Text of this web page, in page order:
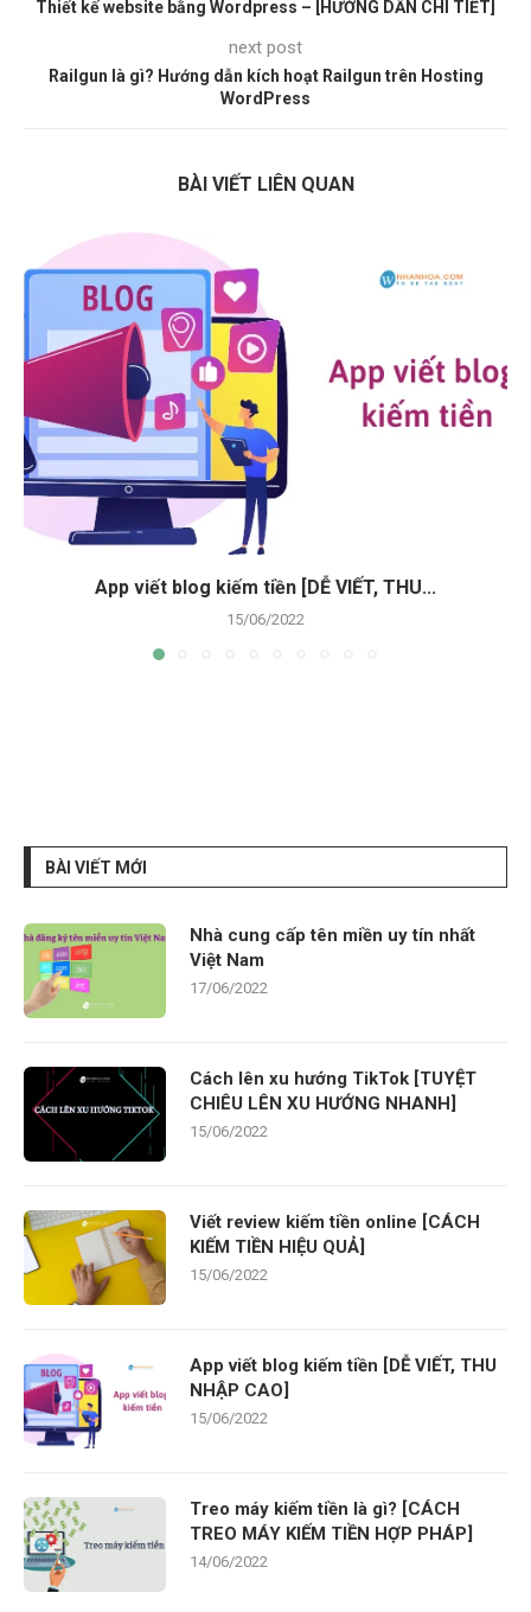
Thiết kế website bằng Wordpress – [HƯỚNG DẪN CHI TIẾT]
next post
Railgun là gì? Hướng dẫn kích hoạt Railgun trên Hosting
WordPress
BÀI VIẾT LIÊN QUAN
App viết blog kiếm tiền [DỄ VIẾT, THU...
15/06/2022
BÀI VIẾT MỚI
Nhà cung cấp tên miền uy tín nhất
Việt Nam
17/06/2022
Cách lên xu hướng TikTok [TUYỆT
CHIÊU LÊN XU HƯỚNG NHANH]
15/06/2022
Viết review kiếm tiền online [CÁCH
KIẾM TIỀN HIỆU QUẢ]
15/06/2022
App viết blog kiếm tiền [DỄ VIẾT, THU
NHẬP CAO]
15/06/2022
Treo máy kiếm tiền là gì? [CÁCH
TREO MÁY KIẾM TIỀN HỢP PHÁP]
14/06/2022